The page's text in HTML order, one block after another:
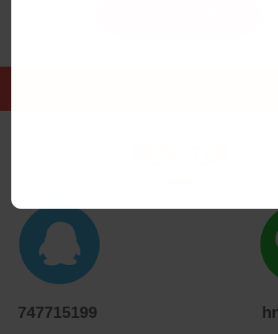

747715199